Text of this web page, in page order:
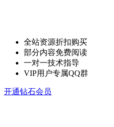
全站资源折扣购买
部分内容免费阅读
一对一技术指导
VIP用户专属QQ群
开通钻石会员